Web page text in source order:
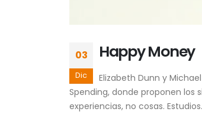
03
Dic
Happy Money
Elizabeth Dunn y
Spending, donde proponen
experiencias, no cosas.